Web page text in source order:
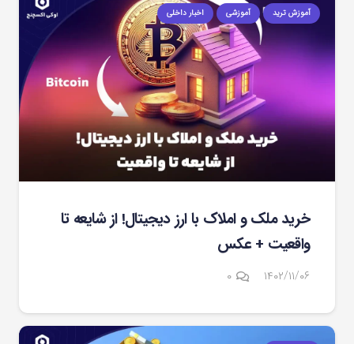
آموزش ترید آموزشی اخبار داخلی
خرید ملک و املاک با ارز دیجیتال! از شایعه تا
واقعیت + عکس
۱۴۰۲/۱۱/۰۶ ۰